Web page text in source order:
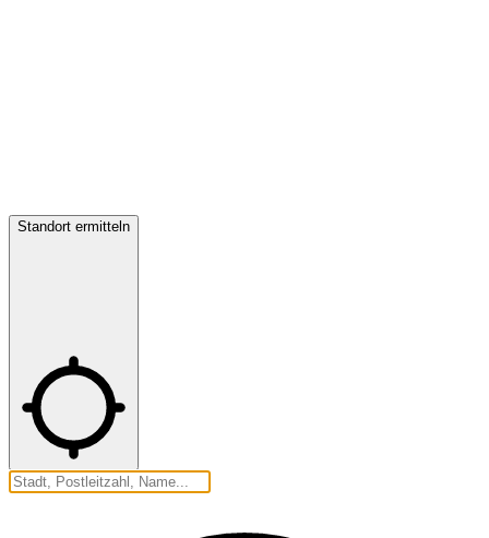
Standort ermitteln